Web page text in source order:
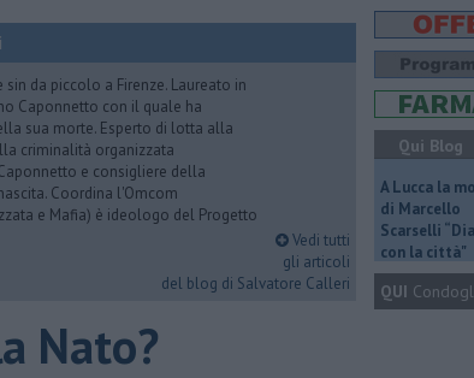
da piccolo a Firenze. Laureato in
Caponnetto con il quale ha
sua morte. Esperto di lotta alla
criminalità organizzata
e consigliere della
Coordina l'Omcom
e Mafia) è ideologo del Progetto
Vedi tutti
gli articoli
del blog di Salvatore Calleri
Nato?
Qui Blog
A Lucca la
di Marcello
Scarselli
con la città"
QUI